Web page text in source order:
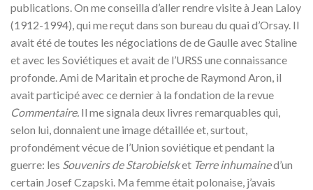
publications. On me conseilla d’aller rendre visite à Jean Laloy
(1912-1994), qui me reçut dans son bureau du quai d’Orsay. Il
avait été de toutes les négociations de de Gaulle avec Staline
et avec les Soviétiques et avait de l’URSS une connaissance
profonde. Ami de Maritain et proche de Raymond Aron, il
avait participé avec ce dernier à la fondation de la revue
Commentaire. Il me signala deux livres remarquables qui,
selon lui, donnaient une image détaillée et, surtout,
profondément vécue de l’Union soviétique et pendant la
guerre: les Souvenirs de Starobielsket Terre inhumained’un
certain Josef Czapski. Ma femme était polonaise, j’avais